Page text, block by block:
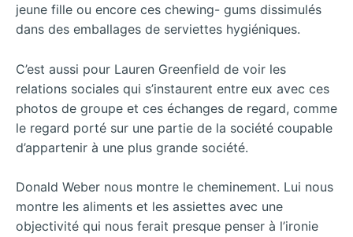
jeune fille ou encore ces chewing- gums dissimulés
dans des emballages de serviettes hygiéniques.
C’est aussi pour Lauren Greenfield de voir les
relations sociales qui s’instaurent entre eux avec ces
photos de groupe et ces échanges de regard, comme
le regard porté sur une partie de la société coupable
d’appartenir à une plus grande société.
Donald Weber nous montre le cheminement. Lui nous
montre les aliments et les assiettes avec une
objectivité qui nous ferait presque penser à l’ironie